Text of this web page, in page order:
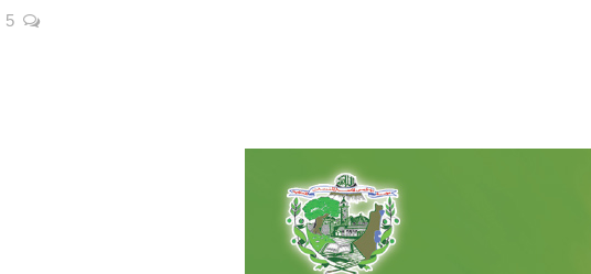
5